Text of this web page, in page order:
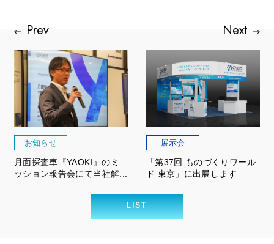
お知らせ
月面探査車『YAOKI』のミ
ッション報告会にて当社解...
展示会
「第37回 ものづくりワール
ド 東京」に出展します
LIST